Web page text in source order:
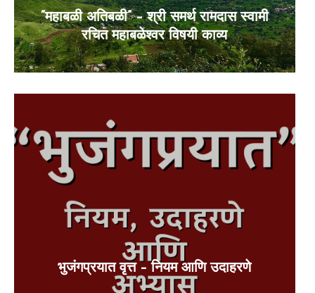
“महाबळी अतिबळी” – श्री समर्थ रामदास स्वामी
रचित महाबळेश्वर विषयी काव्य
भुजंगप्रयात वृत्त – नियम आणि उदाहरणे